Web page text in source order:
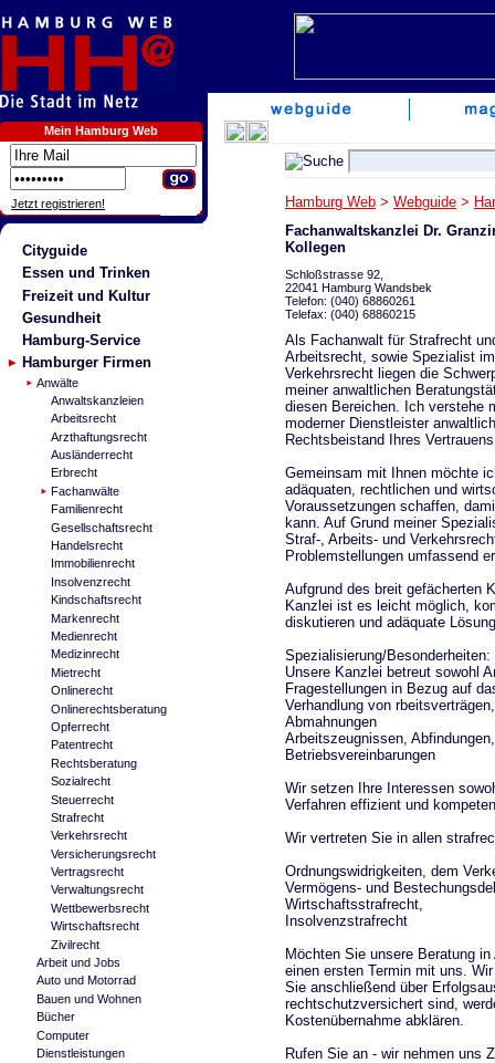
Mein Hamburg Web
Jetzt registrieren!
Cityguide
Essen und Trinken
Freizeit und Kultur
Gesundheit
Hamburg-Service
Hamburger Firmen
Anwälte
Anwaltskanzleien
Arbeitsrecht
Arzthaftungsrecht
Ausländerrecht
Erbrecht
Fachanwälte
Familienrecht
Gesellschaftsrecht
Handelsrecht
Immobilienrecht
Insolvenzrecht
Kindschaftsrecht
Markenrecht
Medienrecht
Medizinrecht
Mietrecht
Onlinerecht
Onlinerechtsberatung
Opferrecht
Patentrecht
Rechtsberatung
Sozialrecht
Steuerrecht
Strafrecht
Verkehrsrecht
Versicherungsrecht
Vertragsrecht
Verwaltungsrecht
Wettbewerbsrecht
Wirtschaftsrecht
Zivilrecht
Arbeit und Jobs
Auto und Motorrad
Bauen und Wohnen
Bücher
Computer
Dienstleistungen
Hamburg Web > Webguide >
Fachanwaltskanzlei Dr.
Kollegen
Schloßstrasse 92,
22041 Hamburg Wandsbek
Telefon: (040) 68860261
Telefax: (040) 68860215
Als Fachanwalt für Strafrecht
Arbeitsrecht, sowie Spezialist im
Verkehrsrecht liegen die
meiner anwaltlichen
diesen Bereichen. Ich verstehe
moderner Dienstleister
Rechtsbeistand Ihres
Gemeinsam mit Ihnen möchte
adäquaten, rechtlichen und
Voraussetzungen schaffen,
kann. Auf Grund meiner
Straf-, Arbeits- und
Problemstellungen umfassend
Aufgrund des breit gefächerten
Kanzlei ist es leicht möglich,
diskutieren und adäquate
Spezialisierung/Besonderheiten:
Unsere Kanzlei betreut sowohl
Fragestellungen in Bezug auf
Verhandlung von
Abmahnungen
Arbeitszeugnissen,
Betriebsvereinbarungen
Wir setzen Ihre Interessen
Verfahren effizient und
Wir vertreten Sie in allen
Ordnungswidrigkeiten, dem
Vermögens- und
Wirtschaftsstrafrecht,
Insolvenzstrafrecht
Möchten Sie unsere Beratung
einen ersten Termin mit uns.
Sie anschließend über
rechtschutzversichert sind,
Kostenübernahme abklären.
Rufen Sie an - wir nehmen uns